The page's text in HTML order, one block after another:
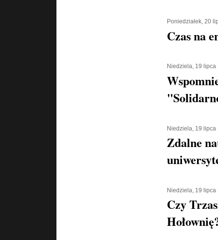
Poniedziałek, 20
Czas na
Niedziela, 19 lipca
Niedziela, 19 lipca
Zdalne
Niedziela, 19 lipca
Czy